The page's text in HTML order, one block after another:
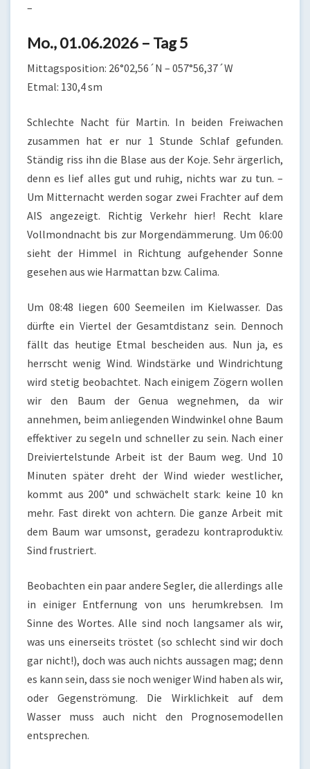
–
Mo., 01.06.2026 – Tag 5
Mittagsposition: 26°02,56´N – 057°56,37´W
Etmal: 130,4 sm
Schlechte Nacht für Martin. In beiden Freiwachen
zusammen hat er nur 1 Stunde Schlaf gefunden.
Ständig riss ihn die Blase aus der Koje. Sehr ärgerlich,
denn es lief alles gut und ruhig, nichts war zu tun. –
Um Mitternacht werden sogar zwei Frachter auf dem
AIS angezeigt. Richtig Verkehr hier! Recht klare
Vollmondnacht bis zur Morgendämmerung. Um 06:00
sieht der Himmel in Richtung aufgehender Sonne
gesehen aus wie Harmattan bzw. Calima.
Um 08:48 liegen 600 Seemeilen im Kielwasser. Das
dürfte ein Viertel der Gesamtdistanz sein. Dennoch
fällt das heutige Etmal bescheiden aus. Nun ja, es
herrscht wenig Wind. Windstärke und Windrichtung
wird stetig beobachtet. Nach einigem Zögern wollen
wir den Baum der Genua wegnehmen, da wir
annehmen, beim anliegenden Windwinkel ohne Baum
effektiver zu segeln und schneller zu sein. Nach einer
Dreiviertelstunde Arbeit ist der Baum weg. Und 10
Minuten später dreht der Wind wieder westlicher,
kommt aus 200° und schwächelt stark: keine 10 kn
mehr. Fast direkt von achtern. Die ganze Arbeit mit
dem Baum war umsonst, geradezu kontraproduktiv.
Sind frustriert.
Beobachten ein paar andere Segler, die allerdings alle
in einiger Entfernung von uns herumkrebsen. Im
Sinne des Wortes. Alle sind noch langsamer als wir,
was uns einerseits tröstet (so schlecht sind wir doch
gar nicht!), doch was auch nichts aussagen mag; denn
es kann sein, dass sie noch weniger Wind haben als wir,
oder Gegenströmung. Die Wirklichkeit auf dem
Wasser muss auch nicht den Prognosemodellen
entsprechen.